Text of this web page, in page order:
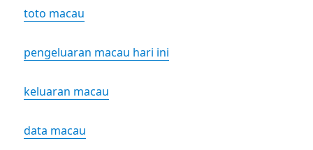
toto macau
pengeluaran macau hari ini
keluaran macau
data macau